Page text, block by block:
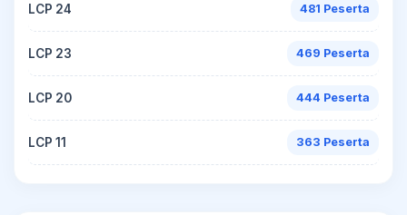
LCP 24 481 Peserta
LCP 23 469 Peserta
LCP 20 444 Peserta
LCP 11 363 Peserta